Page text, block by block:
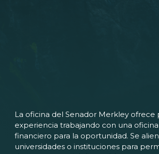
La oficina del Senador Merkley ofrece
experiencia trabajando con una
financiero para la oportunidad. Se
universidades o instituciones para